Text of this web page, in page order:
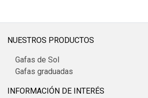
NUESTROS PRODUCTOS
Gafas de Sol
Gafas graduadas
INFORMACIÓN DE INTERÉS